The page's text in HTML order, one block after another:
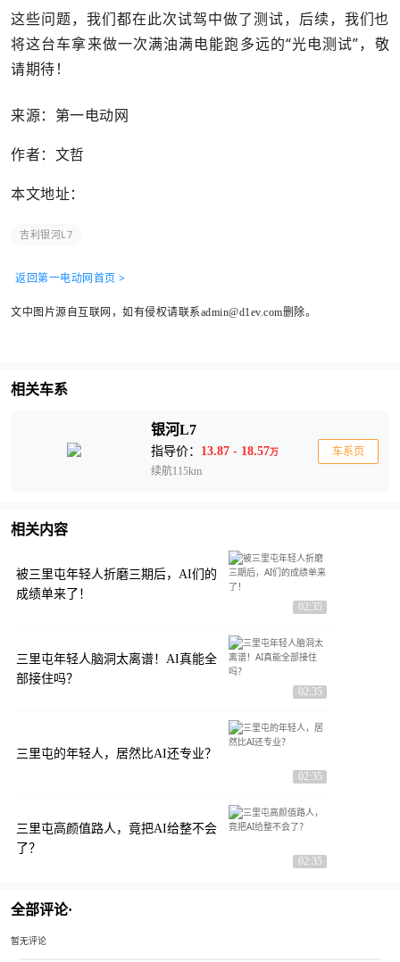
这些问题，我们都在此次试驾中做了测试，后续，我们也
将这台车拿来做一次满油满电能跑多远的“光电测试”，敬
请期待！
来源：第一电动网
作者：文哲
本文地址：
吉利银河L7
返回第一电动网首页 >
文中图片源自互联网，如有侵权请联系admin@d1ev.com删除。
相关车系
银河L7
指导价： 13.87 - 18.57万
续航115km
车系页
相关内容
被三里屯年轻人折磨三期后，AI们的
成绩单来了！
02:35
三里屯年轻人脑洞太离谱！AI真能全
部接住吗？
02:35
三里屯的年轻人，居然比AI还专业？
02:35
三里屯高颜值路人，竟把AI给整不会
了？
02:35
全部评论·
暂无评论